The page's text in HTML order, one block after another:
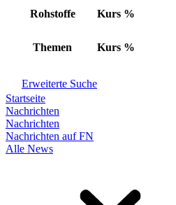
Rohstoffe Kurs %
Themen Kurs %
Erweiterte Suche
Startseite
Nachrichten
Nachrichten
Nachrichten auf FN
Alle News